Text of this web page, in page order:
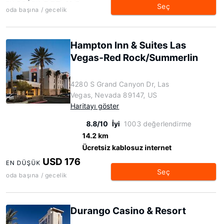
oda başına / gecelik Seç
Hampton Inn & Suites Las
Vegas-Red Rock/Summerlin
4280 S Grand Canyon Dr, Las
Vegas, Nevada 89147, US
Haritayı göster
8.8/10 İyi 1003 değerlendirme
14.2 km
Ücretsiz kablosuz internet
EN DÜŞÜK USD 176
oda başına / gecelik Seç
Durango Casino & Resort